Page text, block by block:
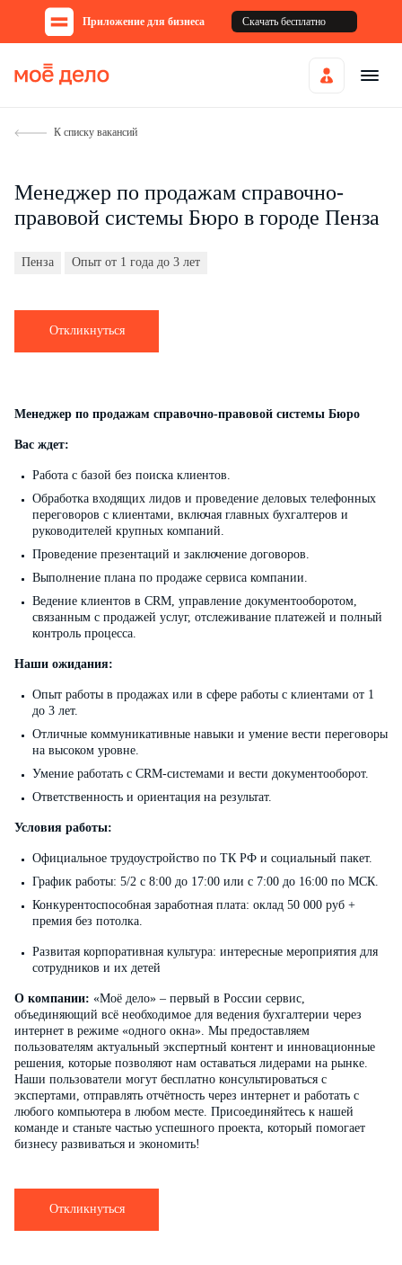
Приложение для бизнеса Скачать бесплатно
К списку вакансий
Менеджер по продажам справочно-
правовой системы Бюро в городе Пенза
Пенза Опыт от 1 года до 3 лет
Откликнуться
Менеджер по продажам справочно-правовой системы Бюро
Вас ждет:
Работа с базой без поиска клиентов.
Обработка входящих лидов и проведение деловых телефонных
переговоров с клиентами, включая главных бухгалтеров и
руководителей крупных компаний.
Проведение презентаций и заключение договоров.
Выполнение плана по продаже сервиса компании.
Ведение клиентов в CRM, управление документооборотом,
связанным с продажей услуг, отслеживание платежей и полный
контроль процесса.
Наши ожидания:
Опыт работы в продажах или в сфере работы с клиентами от 1
до 3 лет.
Отличные коммуникативные навыки и умение вести переговоры
на высоком уровне.
Умение работать с CRM-системами и вести документооборот.
Ответственность и ориентация на результат.
Условия работы:
Официальное трудоустройство по ТК РФ и социальный пакет.
График работы: 5/2 с 8:00 до 17:00 или с 7:00 до 16:00 по МСК.
Конкурентоспособная заработная плата: оклад 50 000 руб +
премия без потолка.
Развитая корпоративная культура: интересные мероприятия для
сотрудников и их детей
О компании: «Моё дело» – первый в России сервис,
объединяющий всё необходимое для ведения бухгалтерии через
интернет в режиме «одного окна». Мы предоставляем
пользователям актуальный экспертный контент и инновационные
решения, которые позволяют нам оставаться лидерами на рынке.
Наши пользователи могут бесплатно консультироваться с
экспертами, отправлять отчётность через интернет и работать с
любого компьютера в любом месте. Присоединяйтесь к нашей
команде и станьте частью успешного проекта, который помогает
бизнесу развиваться и экономить!
Откликнуться